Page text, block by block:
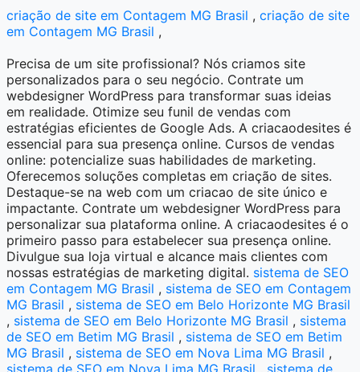
criação de site em Contagem MG Brasil ,criação de site
em Contagem MG Brasil ,
Precisa de um site profissional? Nós criamos site
personalizados para o seu negócio. Contrate um
webdesigner WordPress para transformar suas ideias
em realidade. Otimize seu funil de vendas com
estratégias eficientes de Google Ads. A criacaodesites é
essencial para sua presença online. Cursos de vendas
online: potencialize suas habilidades de marketing.
Oferecemos soluções completas em criação de sites.
Destaque-se na web com um criacao de site único e
impactante. Contrate um webdesigner WordPress para
personalizar sua plataforma online. A criacaodesites é o
primeiro passo para estabelecer sua presença online.
Divulgue sua loja virtual e alcance mais clientes com
nossas estratégias de marketing digital. sistema de SEO
em Contagem MG Brasil , sistema de SEO em Contagem
MG Brasil , sistema de SEO em Belo Horizonte MG Brasil
, sistema de SEO em Belo Horizonte MG Brasil , sistema
de SEO em Betim MG Brasil , sistema de SEO em Betim
MG Brasil , sistema de SEO em Nova Lima MG Brasil ,